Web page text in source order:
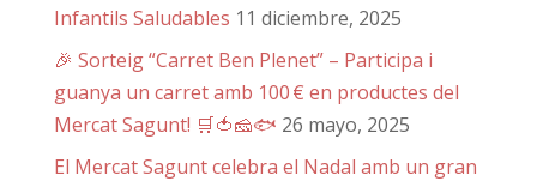
Infantils Saludables 11 diciembre, 2025
🎉 Sorteig “Carret Ben Plenet” – Participa i
guanya un carret amb 100 € en productes del
Mercat Sagunt! 🛒🍅🧀🐟 26 mayo, 2025
El Mercat Sagunt celebra el Nadal amb un gran